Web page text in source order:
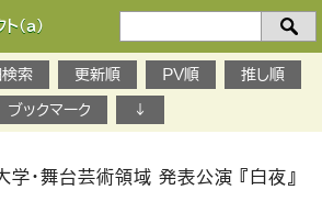
ト(a)
索 更新順 PV順 推し順
ブックマーク ↓
・舞台芸術領域 発表公演 『白夜』